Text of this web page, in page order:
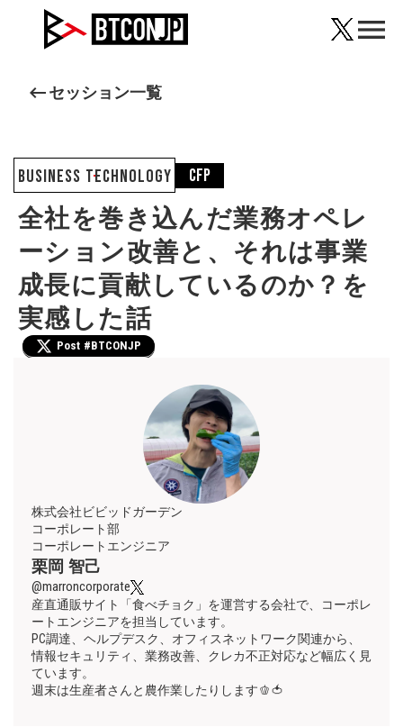
menu
keyboard_backspaceセッション一覧
Business Technology CfP
全社を巻き込んだ業務オペレ
ーション改善と、それは事業
成長に貢献しているのか？を
実感した話
Post #BTCONJP
株式会社ビビッドガーデン
コーポレート部
コーポレートエンジニア
栗岡 智己
@marroncorporate
産直通販サイト「食べチョク」を運営する会社で、コーポレ
ートエンジニアを担当しています。
PC調達、ヘルプデスク、オフィスネットワーク関連から、
情報セキュリティ、業務改善、クレカ不正対応など幅広く見
ています。
週末は生産者さんと農作業したりします🫑🍅